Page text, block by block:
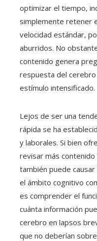
optimizar el tiempo,
simplemente retener
velocidad estándar,
aburridos. No
contenido genera
respuesta del
estímulo intensificado.
Lejos de ser una
rápida se ha
y laborales. Si bien
revisar más
también puede
el ámbito cognitivo
es comprender el
cuánta información
cerebro en lapsos
que no deberían